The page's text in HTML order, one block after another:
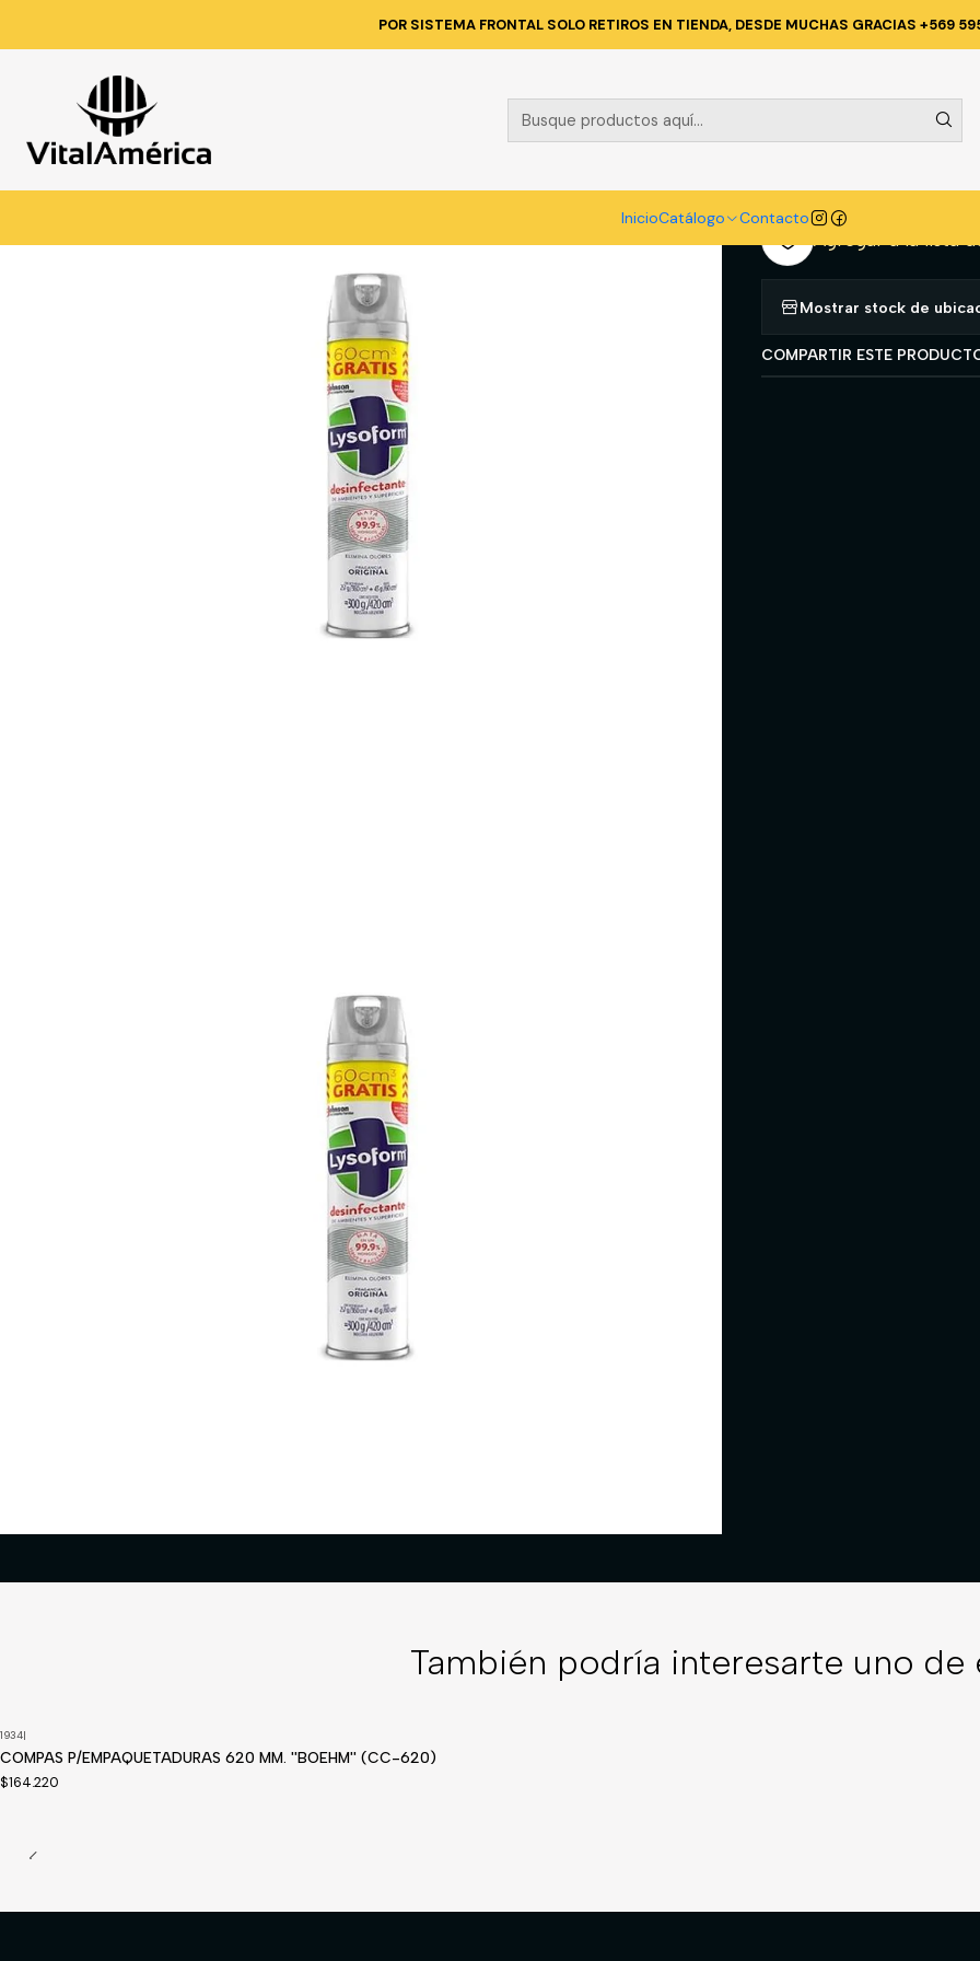
InicioCatálogo Contacto
POR SISTEMA FRONTAL SOLO RETIROS EN TIENDA, DESDE MUCHAS GRACIAS +569
Inicio Catálogo LIMPIEZA E HIGENE INDUSTRIAL PRODUCTOS DE LIMPIEZA
|
LYSOFORM
Cantidad
Agregar a la lista
Mostrar stock de
COMPARTIR ESTE
También podría interesarte uno de
Disponible a pedido
1934|
COMPAS P/EMPAQUETADURAS 620 MM. ''BOEHM'' (CC-620)
$164.220